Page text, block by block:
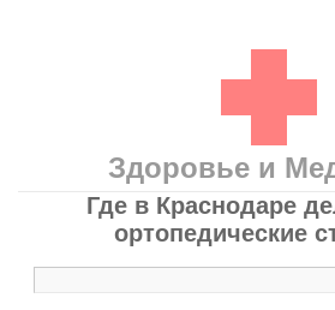
Здоровье и
Где в Краснодаре
ортопедические